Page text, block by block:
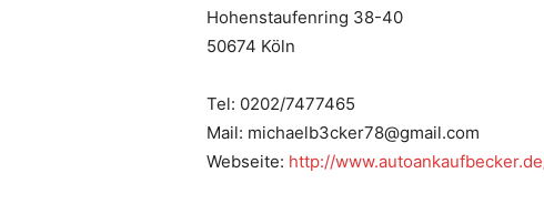
Hohenstaufenring 38-40
50674 Köln
Tel: 0202/7477465
Mail: michaelb3cker78@gmail.com
Webseite: http://